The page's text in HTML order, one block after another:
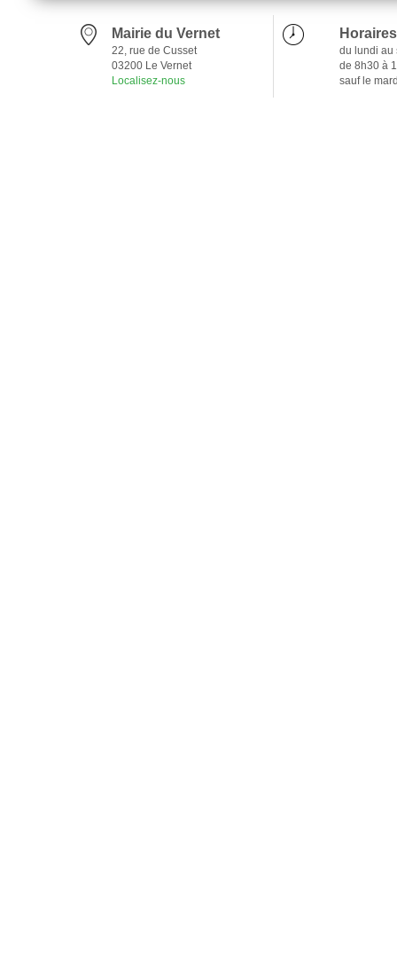
Mairie du Vernet
22, rue de Cusset
03200 Le Vernet
Localisez-nous
du lundi au
de 8h30 à
sauf le